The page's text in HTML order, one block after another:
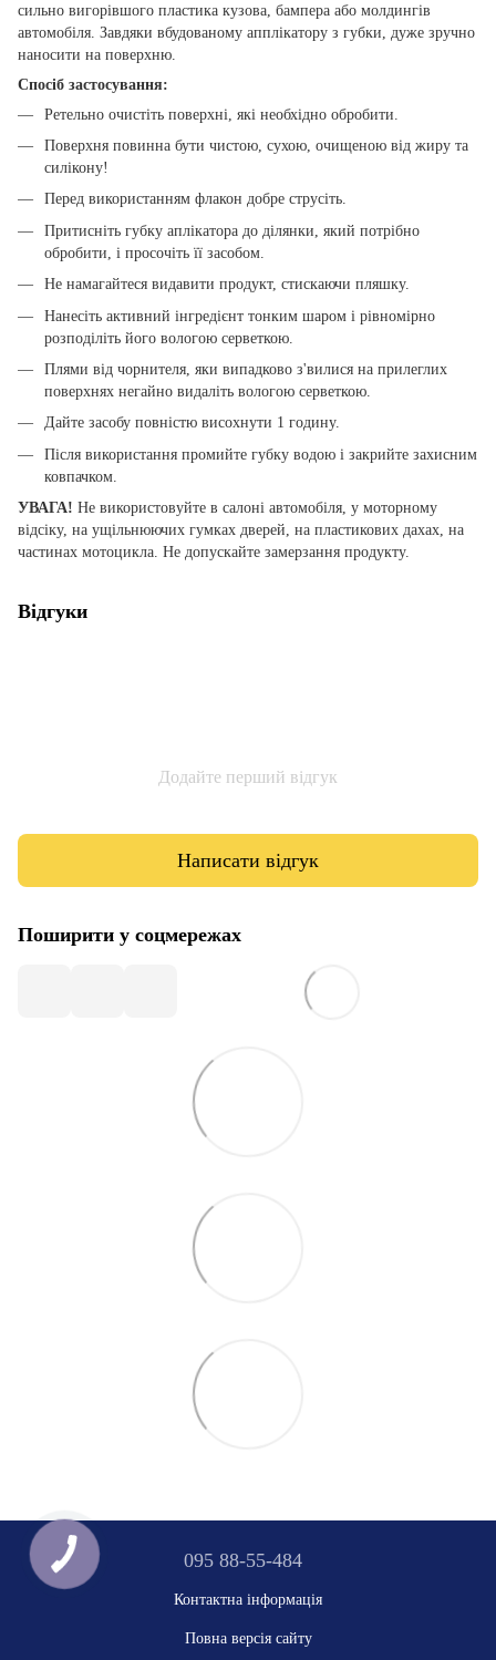
сильно вигорівшого пластика кузова, бампера або молдингів
автомобіля. Завдяки вбудованому апплікатору з губки, дуже зручно
наносити на поверхню.
Спосіб застосування:
Ретельно очистіть поверхні, які необхідно обробити.
Поверхня повинна бути чистою, сухою, очищеною від жиру та
силікону!
Перед використанням флакон добре струсіть.
Притисніть губку аплікатора до ділянки, який потрібно
обробити, і просочіть її засобом.
Не намагайтеся видавити продукт, стискаючи пляшку.
Нанесіть активний інгредієнт тонким шаром і рівномірно
розподіліть його вологою серветкою.
Плями від чорнителя, яки випадково з'вилися на прилеглих
поверхнях негайно видаліть вологою серветкою.
Дайте засобу повністю висохнути 1 годину.
Після використання промийте губку водою і закрийте захисним
ковпачком.
УВАГА! Не використовуйте в салоні автомобіля, у моторному
відсіку, на ущільнюючих гумках дверей, на пластикових дахах, на
частинах мотоцикла. Не допускайте замерзання продукту.
Відгуки
Додайте перший відгук
Написати відгук
Поширити у соцмережах
095 88-55-484
Контактна інформація
Повна версія сайту